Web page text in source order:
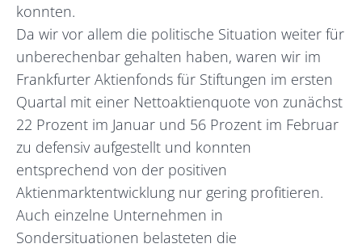
konnten.
Da wir vor allem die politische Situation weiter für
unberechenbar gehalten haben, waren wir im
Frankfurter Aktienfonds für Stiftungen im ersten
Quartal mit einer Nettoaktienquote von zunächst
22 Prozent im Januar und 56 Prozent im Februar
zu defensiv aufgestellt und konnten
entsprechend von der positiven
Aktienmarktentwicklung nur gering profitieren.
Auch einzelne Unternehmen in
Sondersituationen belasteten die